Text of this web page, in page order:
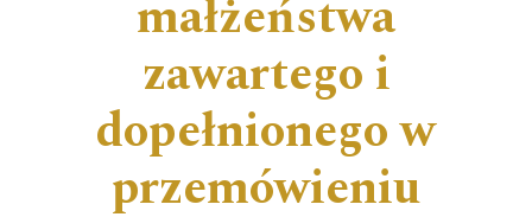
małżeństwa
zawartego i
dopełnionego w
przemówieniu